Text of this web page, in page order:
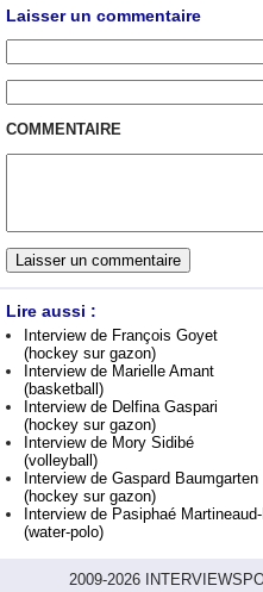
Laisser un commentaire
COMMENTAIRE
Lire aussi :
Interview de François Goyet
(hockey sur gazon)
Interview de Marielle Amant
(basketball)
Interview de Delfina Gaspari
(hockey sur gazon)
Interview de Mory Sidibé
(volleyball)
Interview de Gaspard Baumgarten
(hockey sur gazon)
Interview de Pasiphaé
(water-polo)
2009-2026